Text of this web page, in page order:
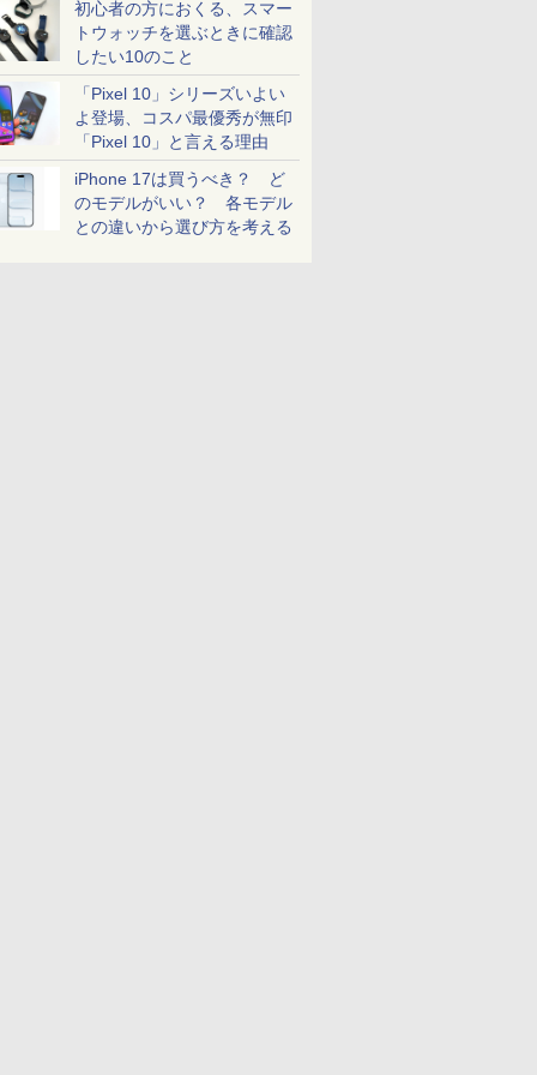
初心者の方におくる、スマー
トウォッチを選ぶときに確認
したい10のこと
「Pixel 10」シリーズいよい
よ登場、コスパ最優秀が無印
「Pixel 10」と言える理由
iPhone 17は買うべき？ ど
のモデルがいい？ 各モデル
との違いから選び方を考える